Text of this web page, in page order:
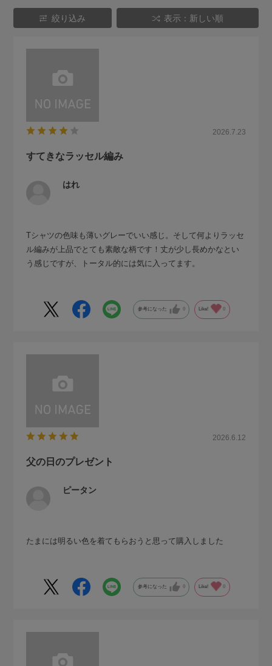
絞り込み 表示：新しい順
2026.7.23
すてきなラッセル編み
はれ
Tシャツの色味も薄いグレーでいい感じ。そして何よりラッセ
ル編みが上品でとても素敵な柄です！丈が少し長めかなとい
う感じですが、トータル的には気に入ってます。
参考になった 0 Like! 0
2026.6.12
父の日のプレゼント
ピータン
たまには明るい色を着てもらおうと思って購入しました
参考になった 0 Like! 0